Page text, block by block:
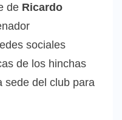
de Ricardo
sociales
de los hinchas
sede del club para